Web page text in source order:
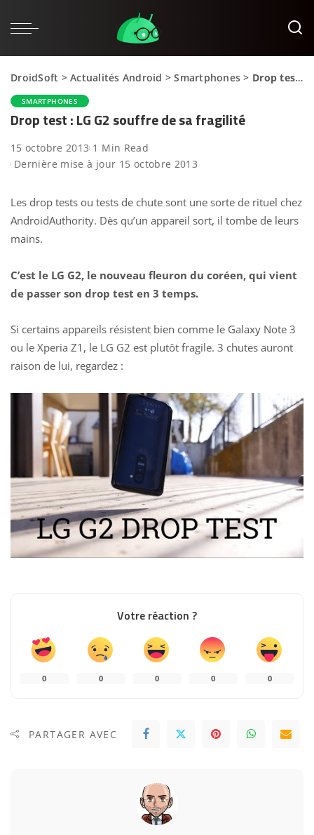
DroidSoft >Actualités Android >Smartphones > Drop test : LG G2 souffre de sa fragilité
SMARTPHONES
Drop test : LG G2 souffre de sa fragilité
15 octobre 2013 1 Min Read
Dernière mise à jour 15 octobre 2013
Les drop tests ou tests de chute sont une sorte de rituel chez
AndroidAuthority. Dès qu’un appareil sort, il tombe de leurs
mains.
C’est le LG G2, le nouveau fleuron du coréen, qui vient
de passer son drop test en 3 temps.
Si certains appareils résistent bien comme le Galaxy Note 3
ou le Xperia Z1 , le LG G2 est plutôt fragile. 3 chutes auront
raison de lui, regardez :
Votre réaction ?
0 0 0 0 0
PARTAGER AVEC